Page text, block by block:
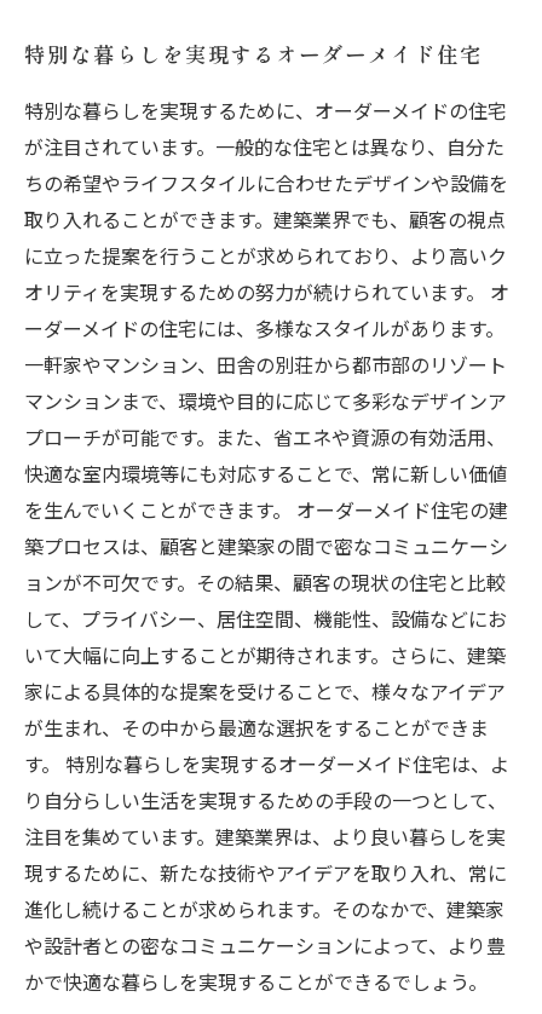
特別な暮らしを実現するオーダーメイド住宅
特別な暮らしを実現するために、オーダーメイドの住宅
が注目されています。一般的な住宅とは異なり、自分た
ちの希望やライフスタイルに合わせたデザインや設備を
取り入れることができます。建築業界でも、顧客の視点
に立った提案を行うことが求められており、より高いク
オリティを実現するための努力が続けられています。 オ
ーダーメイドの住宅には、多様なスタイルがあります。
一軒家やマンション、田舎の別荘から都市部のリゾート
マンションまで、環境や目的に応じて多彩なデザインア
プローチが可能です。また、省エネや資源の有効活用、
快適な室内環境等にも対応することで、常に新しい価値
を生んでいくことができます。 オーダーメイド住宅の建
築プロセスは、顧客と建築家の間で密なコミュニケーシ
ョンが不可欠です。その結果、顧客の現状の住宅と比較
して、プライバシー、居住空間、機能性、設備などにお
いて大幅に向上することが期待されます。さらに、建築
家による具体的な提案を受けることで、様々なアイデア
が生まれ、その中から最適な選択をすることができま
す。 特別な暮らしを実現するオーダーメイド住宅は、よ
り自分らしい生活を実現するための手段の一つとして、
注目を集めています。建築業界は、より良い暮らしを実
現するために、新たな技術やアイデアを取り入れ、常に
進化し続けることが求められます。そのなかで、建築家
や設計者との密なコミュニケーションによって、より豊
かで快適な暮らしを実現することができるでしょう。